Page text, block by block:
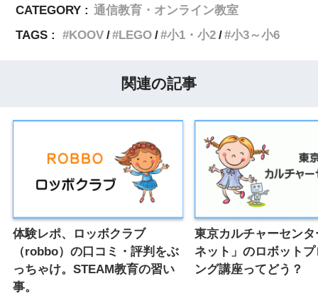
CATEGORY : 通信教育・オンライン教室
TAGS :
KOOV LEGO 小1・小2 小3～小6
関連の記事
体験レポ、ロッボクラブ
（robbo）の口コミ・評判をぶ
っちゃけ。STEAM教育の習い
事。
東京カルチャーセン
ネット」のロボット
ング講座ってどう？